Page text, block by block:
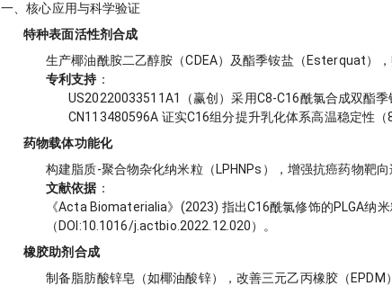
一、核心应用与科学验证
特种表面活性剂合成
生产椰油酰胺二乙醇胺（CDEA）及酯季铵盐（Esterquat），
专利支持：
US20220033511A1（赢创）采用C8-C16酰氯合成双酯
CN113480596A 证实C16组分提升乳化体系高温稳定性（
药物载体功能化
构建脂质-聚合物杂化纳米粒（LPHNPs），增强抗癌药物靶向
文献依据：
《Acta Biomaterialia》(2023) 指出C16酰氯修饰的PLGA纳
（DOI:10.1016/j.actbio.2022.12.020）。
橡胶助剂合成
制备脂肪酸锌皂（如椰油酸锌），改善三元乙丙橡胶（EPDM